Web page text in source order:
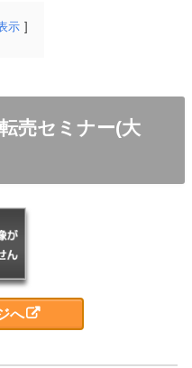
示
売セミナー(大
へ